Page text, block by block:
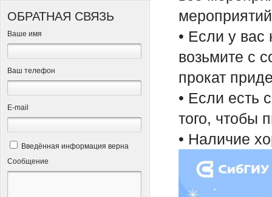
ОБРАТНАЯ СВЯЗЬ
Ваше имя
Ваш телефон
Е-mail
Введённая информация верна
Сообщение
• Если у вас
возьмите с
прокат
• Если есть
того, чтобы
• Наличие